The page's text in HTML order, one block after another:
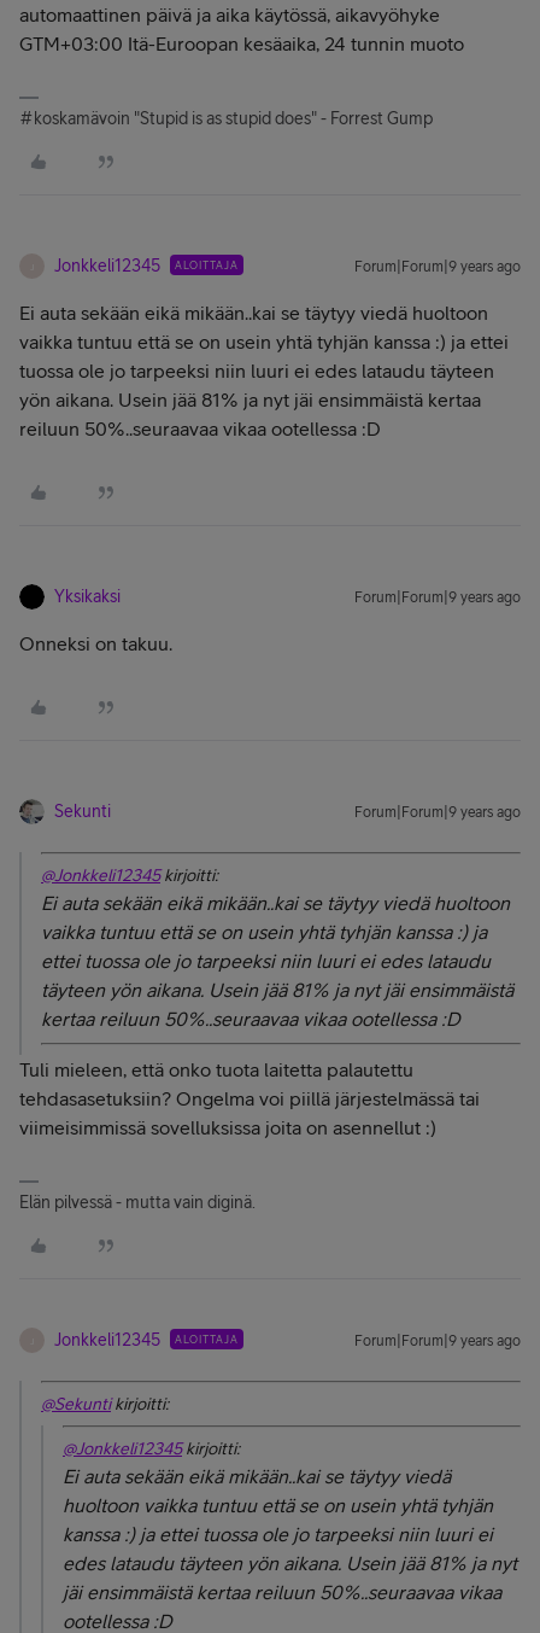
automaattinen päivä ja aika käytössä, aikavyöhyke
GTM+03:00 Itä-Euroopan kesäaika, 24 tunnin muoto
#koskamävoin "Stupid is as stupid does" - Forrest Gump
Jonkkeli12345 ALOITTAJA Forum|Forum|9 years ago
Ei auta sekään eikä mikään..kai se täytyy viedä huoltoon
vaikka tuntuu että se on usein yhtä tyhjän kanssa :) ja ettei
tuossa ole jo tarpeeksi niin luuri ei edes lataudu täyteen
yön aikana. Usein jää 81% ja nyt jäi ensimmäistä kertaa
reiluun 50%..seuraavaa vikaa ootellessa :D
Yksikaksi Forum|Forum|9 years ago
Onneksi on takuu.
Sekunti Forum|Forum|9 years ago
@Jonkkeli12345kirjoitti:
Ei auta sekään eikä mikään..kai se täytyy viedä huoltoon
vaikka tuntuu että se on usein yhtä tyhjän kanssa :) ja
ettei tuossa ole jo tarpeeksi niin luuri ei edes lataudu
täyteen yön aikana. Usein jää 81% ja nyt jäi ensimmäistä
kertaa reiluun 50%..seuraavaa vikaa ootellessa :D
Tuli mieleen, että onko tuota laitetta palautettu
tehdasasetuksiin? Ongelma voi piillä järjestelmässä tai
viimeisimmissä sovelluksissa joita on asennellut :)
Elän pilvessä - mutta vain diginä.
Jonkkeli12345 ALOITTAJA Forum|Forum|9 years ago
@Sekuntikirjoitti:
@Jonkkeli12345kirjoitti:
Ei auta sekään eikä mikään..kai se täytyy viedä
huoltoon vaikka tuntuu että se on usein yhtä tyhjän
kanssa :) ja ettei tuossa ole jo tarpeeksi niin luuri ei
edes lataudu täyteen yön aikana. Usein jää 81% ja nyt
jäi ensimmäistä kertaa reiluun 50%..seuraavaa vikaa
ootellessa :D